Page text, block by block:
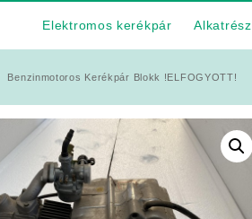
Elektromos kerékpár Alkatrész
Benzinmotoros Kerékpár Blokk !ELFOGYOTT!